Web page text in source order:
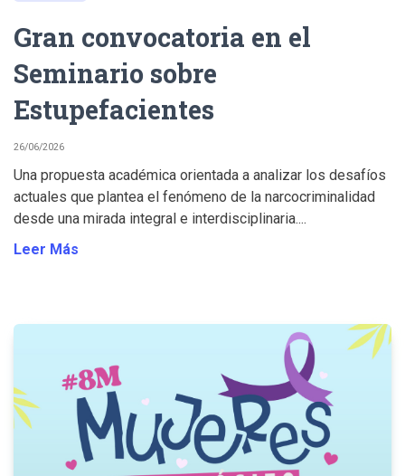
Gran convocatoria en el
Seminario sobre
Estupefacientes
26/06/2026
Una propuesta académica orientada a analizar los desafíos
actuales que plantea el fenómeno de la narcocriminalidad
desde una mirada integral e interdisciplinaria....
Leer Más